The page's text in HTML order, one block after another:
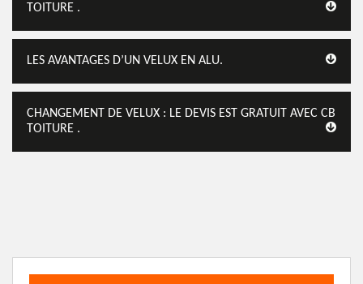
TOITURE .
LES AVANTAGES D’UN VELUX EN ALU.
CHANGEMENT DE VELUX : LE DEVIS EST GRATUIT AVEC CB
TOITURE .